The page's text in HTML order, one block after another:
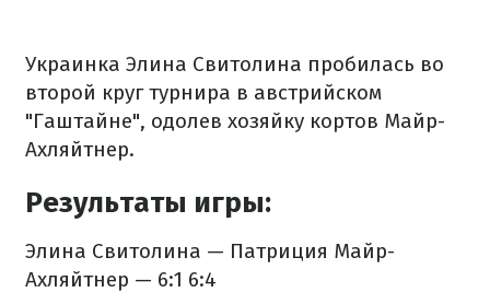
Украинка Элина Свитолина пробилась во
второй круг турнира в австрийском
"Гаштайне", одолев хозяйку кортов Майр-
Ахляйтнер.
Результаты игры:
Элина Свитолина — Патриция Майр-
Ахляйтнер — 6:1 6:4